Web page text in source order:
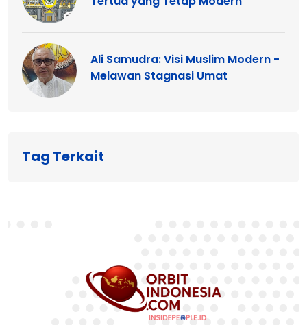
Ali Samudra: Visi Muslim Modern -
Melawan Stagnasi Umat
Tag Terkait